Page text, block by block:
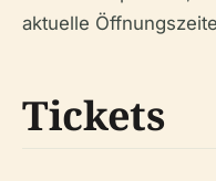
aktuelle
Tickets